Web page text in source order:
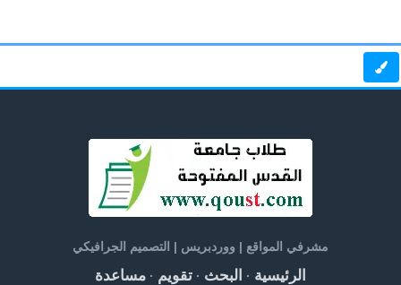
مشرفي المواقع | ووردبريس | التصميم الجرافيكي
الرئيسية· البحث· تقويم· مساعدة